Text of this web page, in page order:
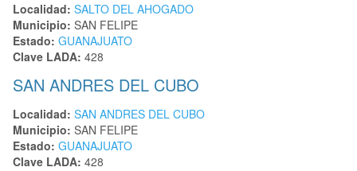
Localidad: SALTO DEL AHOGADO
Municipio: SAN FELIPE
Estado: GUANAJUATO
Clave LADA: 428
SAN ANDRES DEL CUBO
Localidad: SAN ANDRES DEL CUBO
Municipio: SAN FELIPE
Estado: GUANAJUATO
Clave LADA: 428